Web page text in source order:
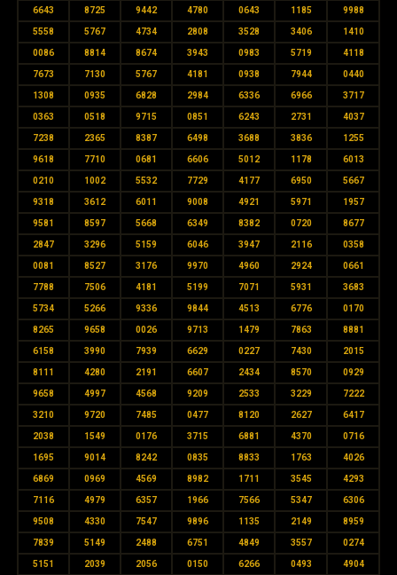
6643 8725 9442 4780 0643 1185 9988
5558 5767 4734 2808 3528 3406 1410
0086 8814 8674 3943 0983 5719 4118
7673 7130 5767 4181 0938 7944 0440
1308 0935 6828 2984 6336 6966 3717
0363 0518 9715 0851 6243 2731 4037
7238 2365 8387 6498 3688 3836 1255
9618 7710 0681 6606 5012 1178 6013
0210 1002 5532 7729 4177 6950 5667
9318 3612 6011 9008 4921 5971 1957
9581 8597 5668 6349 8382 0720 8677
2847 3296 5159 6046 3947 2116 0358
0081 8527 3176 9970 4960 2924 0661
7788 7506 4181 5199 7071 5931 3683
5734 5266 9336 9844 4513 6776 0170
8265 9658 0026 9713 1479 7863 8881
6158 3990 7939 6629 0227 7430 2015
8111 4280 2191 6607 2434 8570 0929
9658 4997 4568 9209 2533 3229 7222
3210 9720 7485 0477 8120 2627 6417
2038 1549 0176 3715 6881 4370 0716
1695 9014 8242 0835 8833 1763 4026
6869 0969 4569 8982 1711 3545 4293
7116 4979 6357 1966 7566 5347 6306
9508 4330 7547 9896 1135 2149 8959
7839 5149 2488 6751 4849 3557 0274
5151 2039 2056 0150 6266 0493 4904